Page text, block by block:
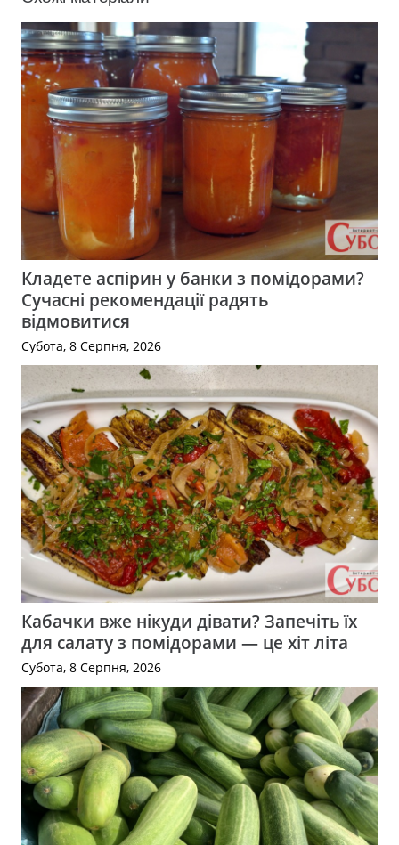
Кладете аспірин у банки з помідорами?
Сучасні рекомендації радять
відмовитися
Субота, 8 Серпня, 2026
Кабачки вже нікуди дівати? Запечіть їх
для салату з помідорами — це хіт літа
Субота, 8 Серпня, 2026